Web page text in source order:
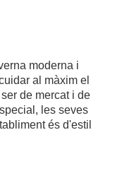
moderna i
al màxim el
de mercat i de
les seves
és d'estil